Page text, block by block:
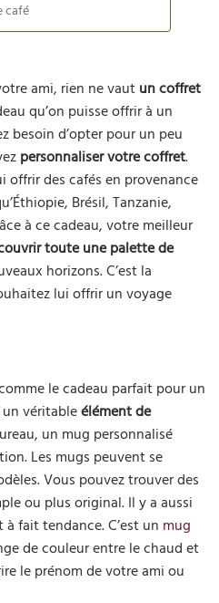
café
ami, rien ne vaut un coffret
qu’on puisse offrir à un
besoin d’opter pour un peu
personnaliser votre coffret.
offrir des cafés en provenance
Brésil, Tanzanie,
à ce cadeau, votre meilleur
toute une palette de
horizons. C’est la
lui offrir un voyage
le cadeau parfait pour un
un véritableélément de
un mug personnalisé
Les mugs peuvent se
Vous pouvez trouver des
ou plus original. Il y a aussi
fait tendance. C’est un mug
de couleur entre le chaud et
le prénom de votre ami ou